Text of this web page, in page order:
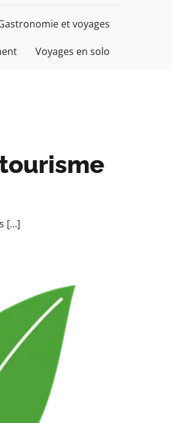
et voyages
Voyages en solo
[…]